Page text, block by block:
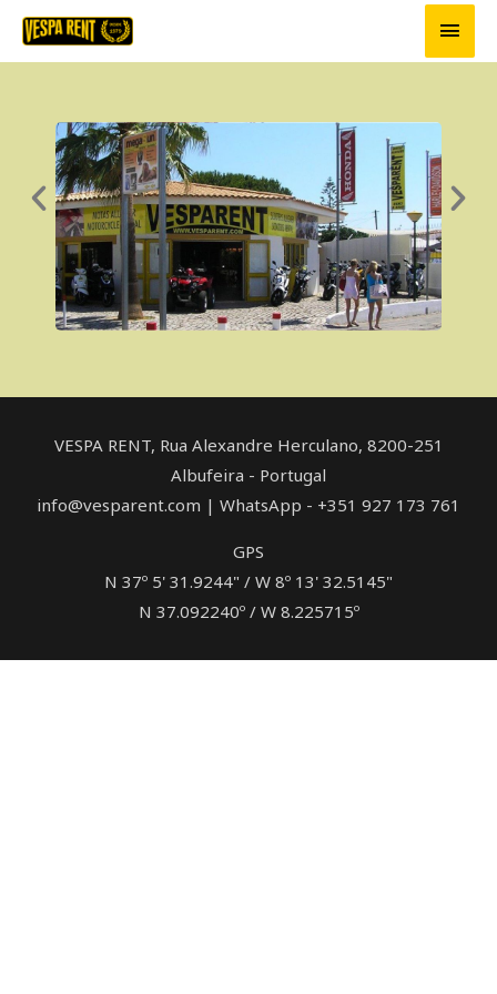
Aller
contenu
VESPA RENT, Rua Alexandre Herculano, ​8200-251
Albufeira - Portugal
info@vesparent.com | WhatsApp - +351 927 173 761
GPS
N 37º 5' 31.9244" / W 8º 13' 32.5145"
N 37.092240º / W 8.225715º